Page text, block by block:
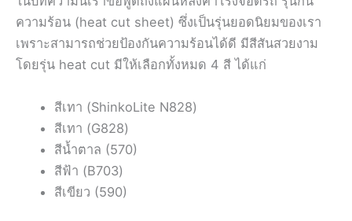
ความร้อน (heat cut sheet) ซึ่งเป็นรุ่นยอดนิยมของเรา
เพราะสามารถช่วยป้องกันความร้อนได้ดี มีสีสันสวยงาม
โดยรุ่น heat cut มีให้เลือกทั้งหมด 4 สี ได้แก่
สีเทา (ShinkoLite N828)
สีเทา (G828)
สีน้ำตาล (570)
สีฟ้า (B703)
สีเขียว (590)